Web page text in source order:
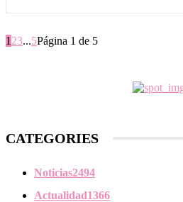
1 23...5Página 1 de 5
CATEGORIES
Noticias2494
Actualidad1366